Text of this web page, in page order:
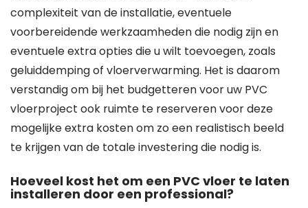
complexiteit van de installatie, eventuele
voorbereidende werkzaamheden die nodig zijn en
eventuele extra opties die u wilt toevoegen, zoals
geluiddemping of vloerverwarming. Het is daarom
verstandig om bij het budgetteren voor uw PVC
vloerproject ook ruimte te reserveren voor deze
mogelijke extra kosten om zo een realistisch beeld
te krijgen van de totale investering die nodig is.
Hoeveel kost het om een PVC vloer te laten
installeren door een professional?